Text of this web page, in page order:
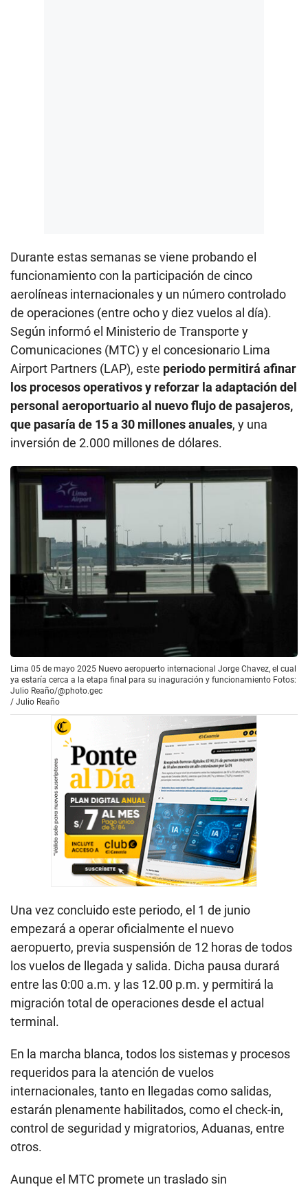
Durante estas semanas se viene probando el
funcionamiento con la participación de cinco
aerolíneas internacionales y un número controlado
de operaciones (entre ocho y diez vuelos al día).
Según informó el Ministerio de Transporte y
Comunicaciones (MTC) y el concesionario Lima
Airport Partners (LAP), este periodo permitirá afinar
los procesos operativos y reforzar la adaptación del
personal aeroportuario al nuevo flujo de pasajeros,
que pasaría de 15 a 30 millones anuales, y una
inversión de 2.000 millones de dólares.
Lima 05 de mayo 2025 Nuevo aeropuerto internacional Jorge Chavez, el cual
ya estaría cerca a la etapa final para su inaguración y funcionamiento Fotos:
Julio Reaño/@photo.gec
/ Julio Reaño
Una vez concluido este periodo, el 1 de junio
empezará a operar oficialmente el nuevo
aeropuerto, previa suspensión de 12 horas de todos
los vuelos de llegada y salida. Dicha pausa durará
entre las 0:00 a.m. y las 12.00 p.m. y permitirá la
migración total de operaciones desde el actual
terminal.
En la marcha blanca, todos los sistemas y procesos
requeridos para la atención de vuelos
internacionales, tanto en llegadas como salidas,
estarán plenamente habilitados, como el check-in,
control de seguridad y migratorios, Aduanas, entre
otros.
Aunque el MTC promete un traslado sin